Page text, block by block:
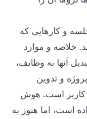
و کارهایی که
خلاصه و موارد
آنها به وظایف،
و تدوین
کاربر است. هوش
است، اما هنوز به